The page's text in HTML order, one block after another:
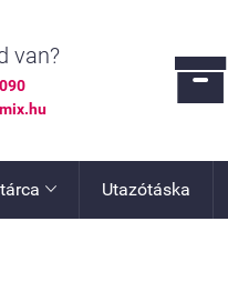
van? 
 Utazótáska